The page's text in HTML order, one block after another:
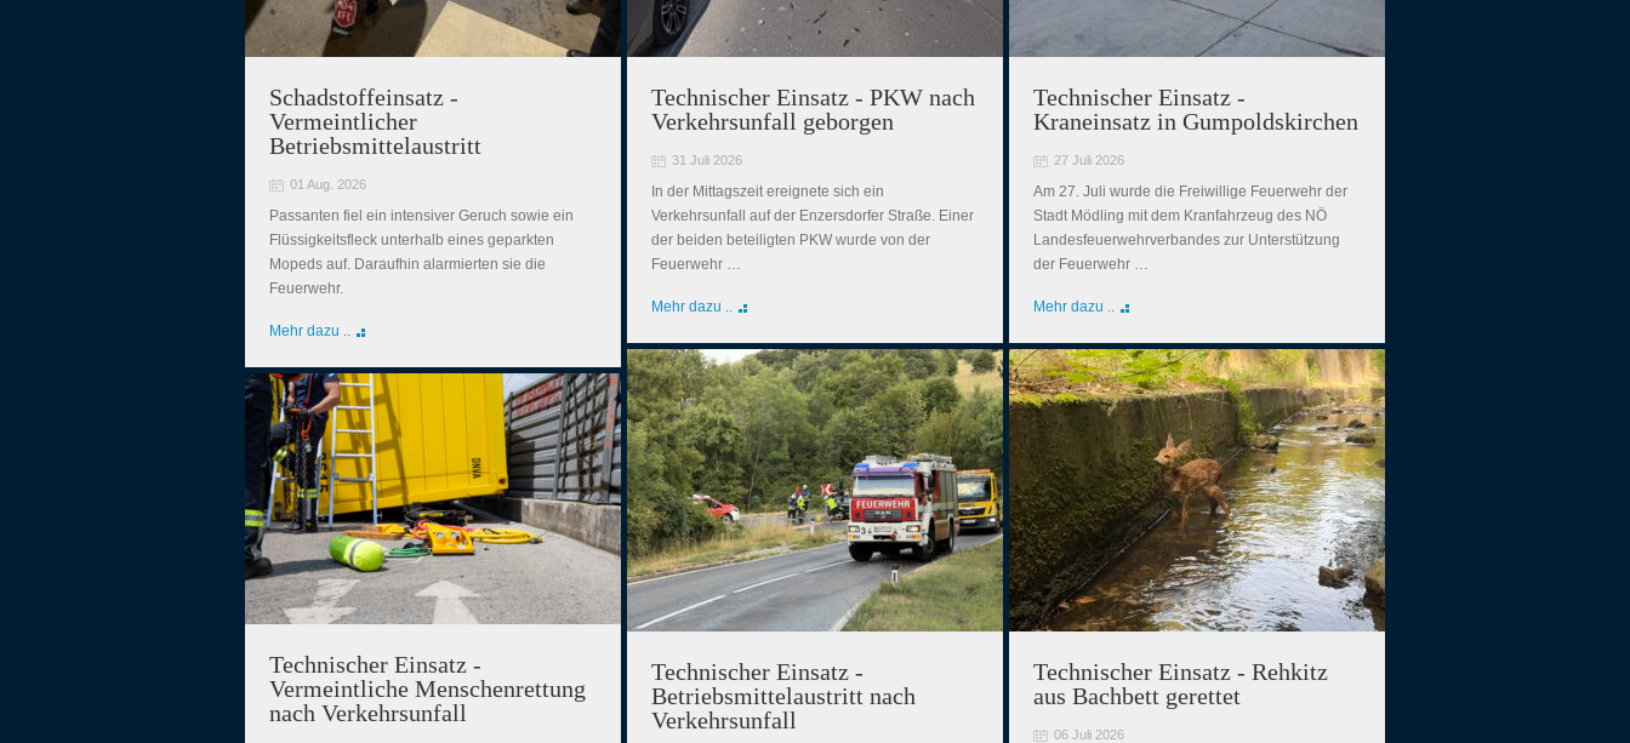
Schadstoffeinsatz -
Vermeintlicher
Betriebsmittelaustritt
01 Aug. 2026
Passanten fiel ein intensiver Geruch sowie ein
Flüssigkeitsfleck unterhalb eines geparkten
Mopeds auf. Daraufhin alarmierten sie die
Feuerwehr.
Mehr dazu ..
Technischer Einsatz - PKW nach
Verkehrsunfall geborgen
31 Juli 2026
In der Mittagszeit ereignete sich ein
Verkehrsunfall auf der Enzersdorfer Straße. Einer
der beiden beteiligten PKW wurde von der
Feuerwehr …
Mehr dazu ..
Technischer Einsatz -
Kraneinsatz in Gumpoldskirchen
27 Juli 2026
Am 27. Juli wurde die Freiwillige Feuerwehr der
Stadt Mödling mit dem Kranfahrzeug des NÖ
Landesfeuerwehrverbandes zur Unterstützung
der Feuerwehr …
Mehr dazu ..
Technischer Einsatz -
Betriebsmittelaustritt nach
Verkehrsunfall
Technischer Einsatz - Rehkitz
aus Bachbett gerettet
06 Juli 2026
Technischer Einsatz -
Vermeintliche Menschenrettung
nach Verkehrsunfall